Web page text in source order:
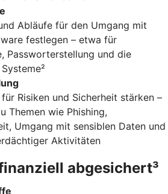
Abläufe für den Umgang mit
festlegen – etwa für
Passworterstellung und die
Risiken und Sicherheit stärken –
Themen wie Phishing,
Umgang mit sensiblen Daten und
Aktivitäten
abgesichert³